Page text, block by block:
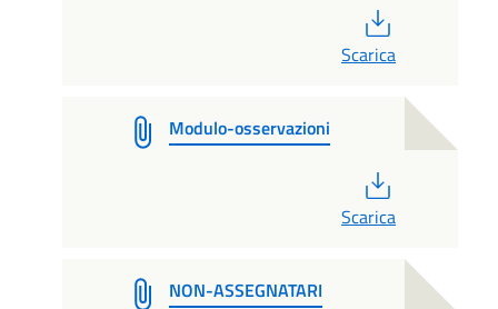
Scarica
Modulo-osservazioni
Scarica
NON-ASSEGNATARI